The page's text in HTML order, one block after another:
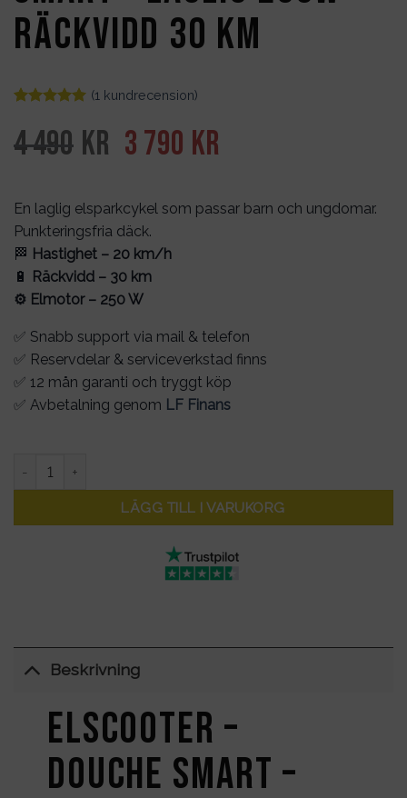
Räckvidd 30 km
av 5
baserat på
(1 kundrecension)
4 490 kr Det
priset
var:
4
490kr.
3 790 kr
priset
En laglig elsparkcykel som passar barn och ungdomar.
Punkteringsfria däck.
🏁 Hastighet – 20 km/h
🔋 Räckvidd – 30 km
⚙️ Elmotor – 250 W
✅ Snabb support via mail & telefon
✅ Reservdelar & serviceverkstad finns
✅ 12 mån garanti och tryggt köp
✅ Avbetalning genom LF Finans
Elscooter - DOUCHE Smart - Laglig 250W - Räckvidd 30 km
LÄGG TILL I VARUKORG
Beskrivning
Elscooter –
DOUCHE Smart –